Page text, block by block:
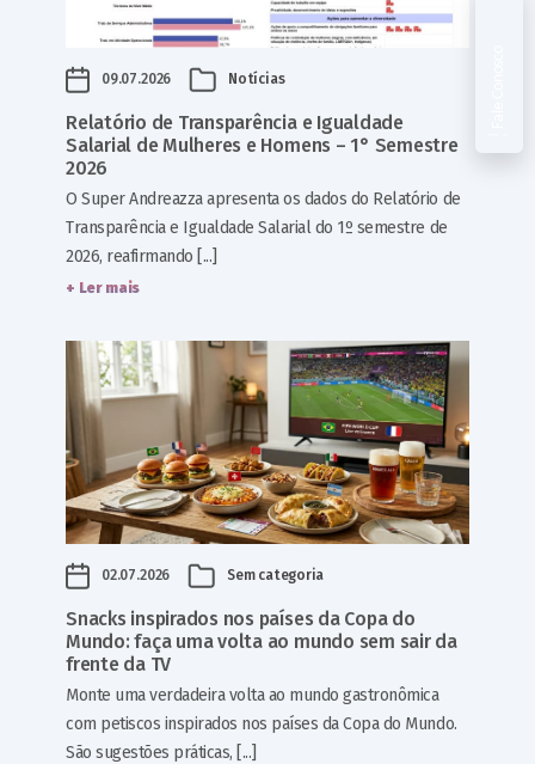
09.07.2026 Notícias
Relatório de Transparência e Igualdade
Salarial de Mulheres e Homens – 1° Semestre
2026
O Super Andreazza apresenta os dados do Relatório de
Transparência e Igualdade Salarial do 1º semestre de
2026, reafirmando [...]
+ Ler mais
02.07.2026 Sem categoria
Snacks inspirados nos países da Copa do
Mundo: faça uma volta ao mundo sem sair da
frente da TV
Monte uma verdadeira volta ao mundo gastronômica
com petiscos inspirados nos países da Copa do Mundo.
São sugestões práticas, [...]